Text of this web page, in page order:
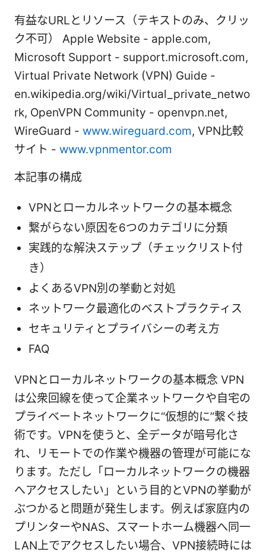
有益なURLとリソース（テキストのみ、クリッ
ク不可） Apple Website - apple.com,
Microsoft Support - support.microsoft.com,
Virtual Private Network (VPN) Guide -
en.wikipedia.org/wiki/Virtual_private_netwo
rk, OpenVPN Community - openvpn.net,
WireGuard - www.wireguard.com, VPN比較
サイト - www.vpnmentor.com
本記事の構成
VPNとローカルネットワークの基本概念
繋がらない原因を6つのカテゴリに分類
実践的な解決ステップ（チェックリスト付
き）
よくあるVPN別の挙動と対処
ネットワーク最適化のベストプラクティス
セキュリティとプライバシーの考え方
FAQ
VPNとローカルネットワークの基本概念 VPN
は公衆回線を使って企業ネットワークや自宅の
プライベートネットワークに“仮想的に”繋ぐ技
術です。VPNを使うと、全データが暗号化さ
れ、リモートでの作業や機器の管理が可能にな
ります。ただし「ローカルネットワークの機器
へアクセスしたい」という目的とVPNの挙動が
ぶつかると問題が発生します。例えば家庭内の
プリンターやNAS、スマートホーム機器へ同一
LAN上でアクセスしたい場合、VPN接続時には